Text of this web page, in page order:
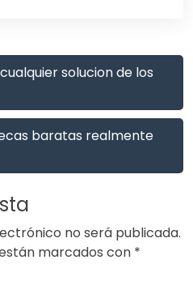
solucion de los
baratas realmente
no será publicada.
marcados con *